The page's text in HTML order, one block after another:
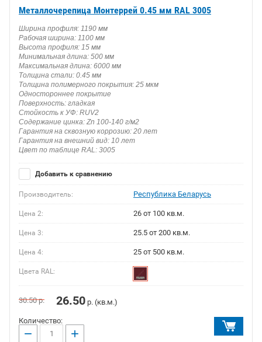
Металлочерепица Монтеррей 0.45 мм RAL 3005
Ширина профиля: 1190 мм
Рабочая ширина: 1100 мм
Высота профиля: 15 мм
Минимальная длина: 500 мм
Максимальная длина: 6000 мм
Толщина стали: 0.45 мм
Толщина полимерного покрытия: 25 мкм
Одностороннее покрытие
Поверхность: гладкая
Стойкость к УФ: RUV2
Содержание цинка: Zn 100-140 г/м2
Гарантия на сквозную коррозию: 20 лет
Гарантия на внешний вид: 10 лет
Цвет по таблице RAL: 3005
Добавить к сравнению
Производитель: Республика Беларусь
Цена 2: 26 от 100 кв.м.
Цена 3: 25.5 от 200 кв.м.
Цена 4: 25 от 500 кв.м.
Цвета RAL:
30.50р. 26.50 р. (кв.м.)
Количество:
− +